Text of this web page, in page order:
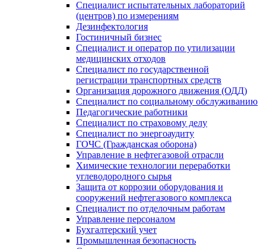
Специалист испытательных лабораторий
(центров) по измерениям
Дезинфектология
Гостиничный бизнес
Специалист и оператор по утилизации
медицинских отходов
Специалист по государственной
регистрации транспортных средств
Организация дорожного движения (ОДД)
Специалист по социальному обслуживанию
Педагогические работники
Специалист по страховому делу
Специалист по энергоаудиту
ГОЧС (Гражданская оборона)
Управление в нефтегазовой отрасли
Химические технологии переработки
углеводородного сырья
Защита от коррозии оборудования и
сооружений нефтегазового комплекса
Специалист по отделочным работам
Управление персоналом
Бухгалтерский учет
Промышленная безопасность